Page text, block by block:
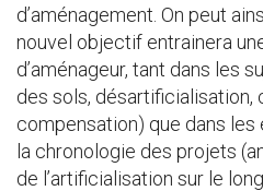
d’aménagement. On peut
nouvel objectif entrainera
d’aménageur, tant dans les
des sols, désartificialisation,
compensation) que dans les
la chronologie des projets
de l’artificialisation sur le